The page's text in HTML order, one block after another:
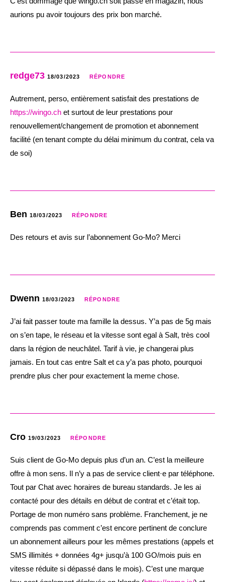
aurions pu avoir toujours des prix bon marché.
redge73 18/03/2023 RÉPONDRE
Autrement, perso, entièrement satisfait des prestations de
https://wingo.ch et surtout de leur prestations pour
renouvellement/changement de promotion et abonnement
facilité (en tenant compte du délai minimum du contrat, cela va
de soi)
Ben 18/03/2023 RÉPONDRE
Des retours et avis sur l’abonnement Go-Mo? Merci
Dwenn 18/03/2023 RÉPONDRE
J’ai fait passer toute ma famille la dessus. Y’a pas de 5g mais
on s’en tape, le réseau et la vitesse sont egal à Salt, très cool
dans la région de neuchâtel. Tarif à vie, je changerai plus
jamais. En tout cas entre Salt et ca y’a pas photo, pourquoi
prendre plus cher pour exactement la meme chose.
Cro 19/03/2023 RÉPONDRE
Suis client de Go-Mo depuis plus d’un an. C’est la meilleure
offre à mon sens. Il n’y a pas de service client·e par téléphone.
Tout par Chat avec horaires de bureau standards. Je les ai
contacté pour des détails en début de contrat et c’était top.
Portage de mon numéro sans problème. Franchement, je ne
comprends pas comment c’est encore pertinent de conclure
un abonnement ailleurs pour les mêmes prestations (appels et
SMS illimités + données 4g+ jusqu’à 100 GO/mois puis en
vitesse réduite si dépassé dans le mois). C’est une marque